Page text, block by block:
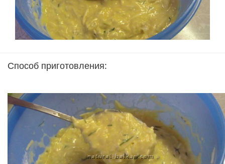
Способ приготовления: